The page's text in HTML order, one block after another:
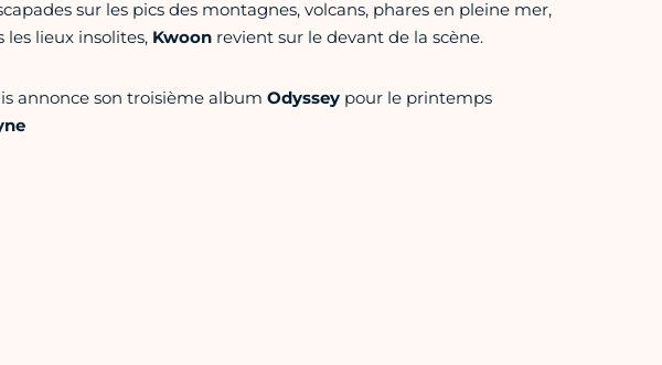
sur les pics des montagnes, volcans, phares en pleine mer,
les lieux insolites, Kwoonrevient sur le devant de la scène.
annonce son troisième album Odysseypour le printemps